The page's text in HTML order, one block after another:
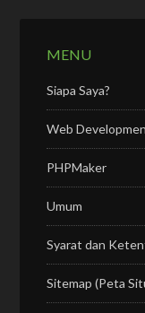
MENU
Siapa Saya?
Web
PHPMaker
Umum
Syarat dan
Sitemap (Peta